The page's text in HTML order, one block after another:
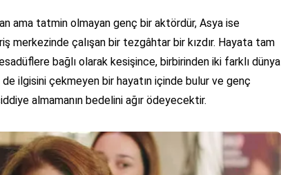
ama tatmin olmayan genç bir aktördür, Asya ise
merkezinde çalışan bir tezgâhtar bir kızdır. Hayata tam
bağlı olarak kesişince, birbirinden iki farklı dünya
de ilgisini çekmeyen bir hayatın içinde bulur ve genç
almamanın bedelini ağır ödeyecektir.